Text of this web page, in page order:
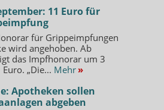
11 Euro für
für Grippeimpfungen
wird angehoben. Ab
das Impfhonorar um 3
„Die... Mehr »
Apotheken sollen
abgeben